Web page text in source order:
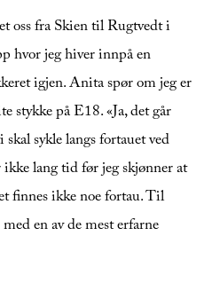
oss fra Skien til Rugtvedt i
hvor jeg hiver innpå en
igjen. Anita spør om jeg er
stykke på E18. «Ja, det går
sykle langs fortauet ved
lang tid før jeg skjønner at
finnes ikke noe fortau. Til
en av de mest erfarne